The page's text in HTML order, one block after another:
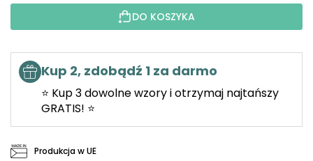
DO KOSZYKA
Kup 2, zdobądź 1 za darmo
⭐ Kup 3 dowolne wzory i otrzymaj najtańszy
GRATIS! ⭐
Produkcja w UE